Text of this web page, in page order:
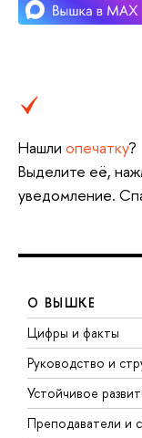
Нашли опечатку?
Выделите её,
уведомление.
О ВЫШКЕ
Цифры и факты
Руководство и
Устойчивое
Преподаватели и